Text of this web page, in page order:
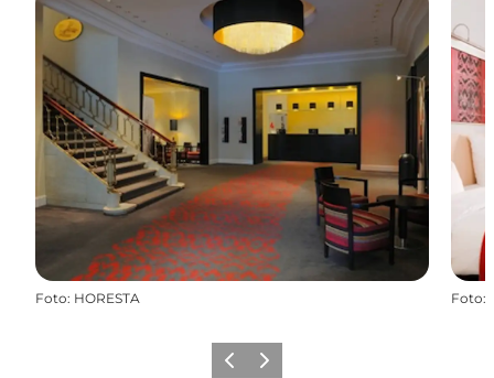
Foto: HORESTA Foto:
Precedente
Avanti